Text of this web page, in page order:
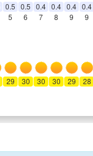
0.5 0.5 0.4 0.4 0.4 0.4
5 6 7 8 9 9
29 30 30 30 29 28